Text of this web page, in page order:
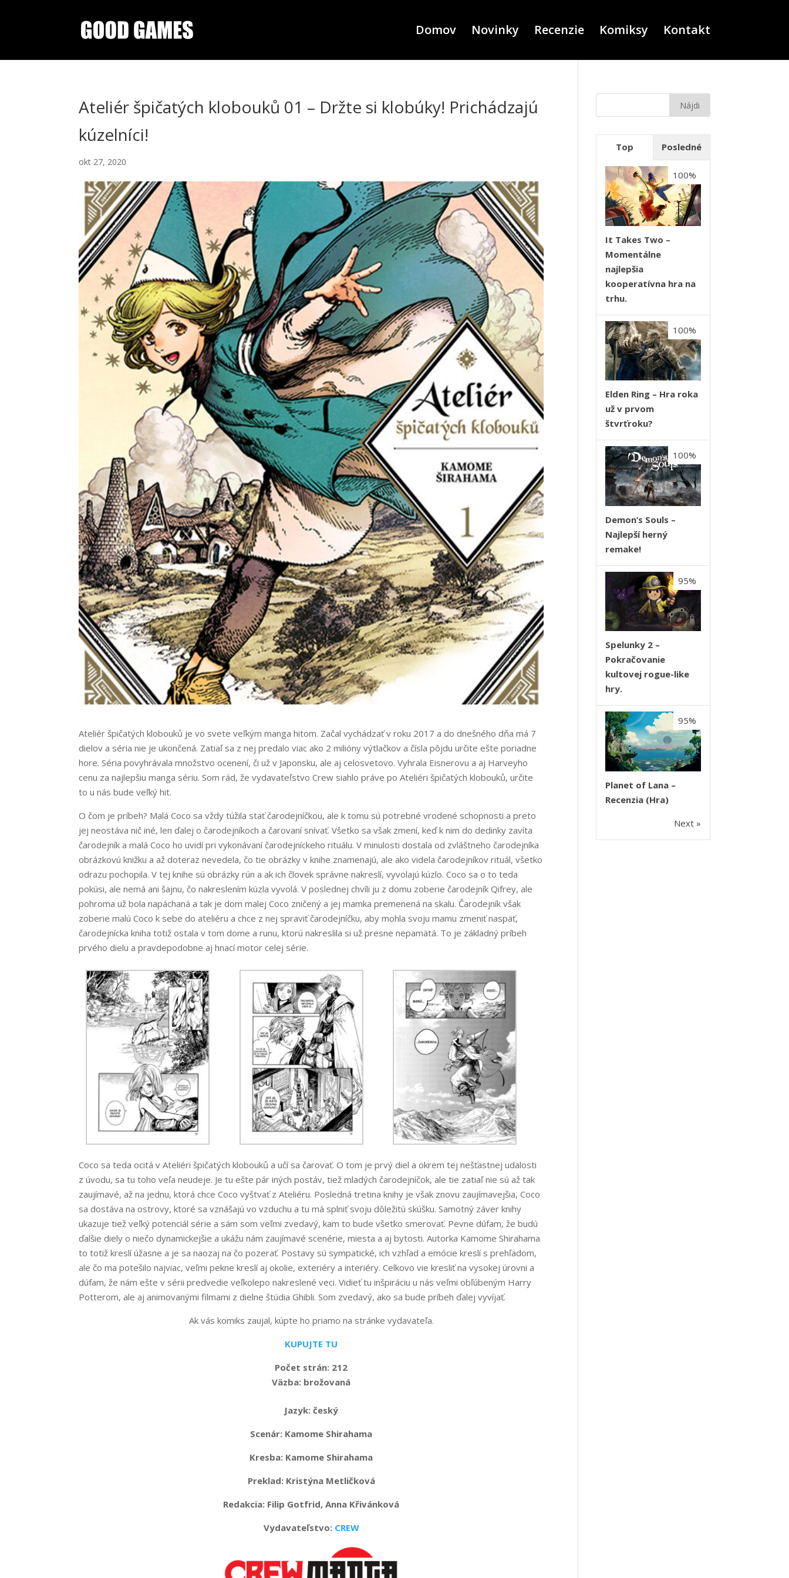
Domov Novinky Recenzie Komiksy Kontakt
Ateliér špičatých klobouků 01 – Držte si klobúky! Prichádzajú
kúzelníci!
okt 27, 2020
Ateliér špičatých klobouků je vo svete veľkým manga hitom. Začal vychádzať v roku 2017 a do dnešného dňa má 7
dielov a séria nie je ukončená. Zatiaľ sa z nej predalo viac ako 2 milióny výtlačkov a čísla pôjdu určite ešte poriadne
hore. Séria povyhrávala množstvo ocenení, či už v Japonsku, ale aj celosvetovo. Vyhrala Eisnerovu a aj Harveyho
cenu za najlepšiu manga sériu. Som rád, že vydavateľstvo Crew siahlo práve po Ateliéri špičatých klobouků, určite
to u nás bude veľký hit.
O čom je príbeh? Malá Coco sa vždy túžila stať čarodejníčkou, ale k tomu sú potrebné vrodené schopnosti a preto
jej neostáva nič iné, len ďalej o čarodejníkoch a čarovaní snívať. Všetko sa však zmení, keď k nim do dedinky zavíta
čarodejník a malá Coco ho uvidí pri vykonávaní čarodejníckeho rituálu. V minulosti dostala od zvláštneho čarodejníka
obrázkovú knižku a až doteraz nevedela, čo tie obrázky v knihe znamenajú, ale ako videla čarodejníkov rituál, všetko
odrazu pochopila. V tej knihe sú obrázky rún a ak ich človek správne nakreslí, vyvolajú kúzlo. Coco sa o to teda
pokúsi, ale nemá ani šajnu, čo nakreslením kúzla vyvolá. V poslednej chvíli ju z domu zoberie čarodejník Qifrey, ale
pohroma už bola napáchaná a tak je dom malej Coco zničený a jej mamka premenená na skalu. Čarodejník však
zoberie malú Coco k sebe do ateliéru a chce z nej spraviť čarodejníčku, aby mohla svoju mamu zmeniť naspäť,
čarodejnícka kniha totiž ostala v tom dome a runu, ktorú nakreslila si už presne nepamätá. To je základný príbeh
prvého dielu a pravdepodobne aj hnací motor celej série.
Coco sa teda ocitá v Ateliéri špičatých klobouků a učí sa čarovať. O tom je prvý diel a okrem tej nešťastnej udalosti
z úvodu, sa tu toho veľa neudeje. Je tu ešte pár iných postáv, tiež mladých čarodejníčok, ale tie zatiaľ nie sú až tak
zaujímavé, až na jednu, ktorá chce Coco vyštvať z Ateliéru. Posledná tretina knihy je však znovu zaujímavejšia, Coco
sa dostáva na ostrovy, ktoré sa vznášajú vo vzduchu a tu má splniť svoju dôležitú skúšku. Samotný záver knihy
ukazuje tiež veľký potenciál série a sám som veľmi zvedavý, kam to bude všetko smerovať. Pevne dúfam, že budú
ďalšie diely o niečo dynamickejšie a ukážu nám zaujímavé scenérie, miesta a aj bytosti. Autorka Kamome Shirahama
to totiž kreslí úžasne a je sa naozaj na čo pozerať. Postavy sú sympatické, ich vzhľad a emócie kreslí s prehľadom,
ale čo ma potešilo najviac, veľmi pekne kreslí aj okolie, exteriéry a interiéry. Celkovo vie kresliť na vysokej úrovni a
dúfam, že nám ešte v sérii predvedie veľkolepo nakreslené veci. Vidieť tu inšpiráciu u nás veľmi obľúbeným Harry
Potterom, ale aj animovanými filmami z dielne štúdia Ghibli. Som zvedavý, ako sa bude príbeh ďalej vyvíjať.
Ak vás komiks zaujal, kúpte ho priamo na stránke vydavateľa.
KUPUJTE TU
Počet strán: 212
Väzba: brožovaná
Jazyk: český
Scenár: Kamome Shirahama
Kresba: Kamome Shirahama
Preklad: Kristýna Metličková
Redakcia: Filip Gotfrid, Anna Křivánková
Vydavateľstvo: CREW
Top Posledné
It Takes Two –
Momentálne
najlepšia
kooperatívna hra na
trhu.
100%
Elden Ring – Hra roka
už v prvom
štvrťroku?
100%
Demon‘s Souls –
Najlepší herný
remake!
100%
Spelunky 2 –
Pokračovanie
kultovej rogue-like
hry.
95%
Planet of Lana –
Recenzia (Hra)
95%
Next »